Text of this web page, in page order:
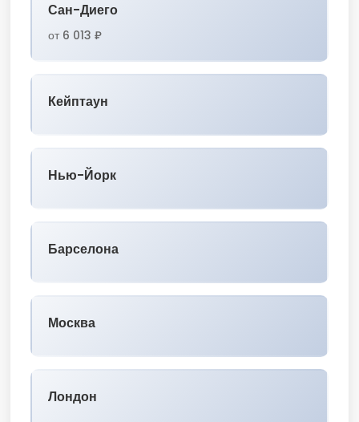
Сан-Диего
от 6 013 ₽
Кейптаун
Нью-Йорк
Барселона
Москва
Лондон